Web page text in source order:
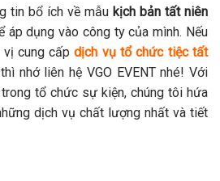
tin bổ ích về mẫu kịch bản tất niên
áp dụng vào công ty của mình. Nếu
vị cung cấpdịch vụ tổ chức tiệc tất
nhớ liên hệ VGO EVENT nhé! Với
tổ chức sự kiện, chúng tôi hứa
dịch vụ chất lượng nhất và tiết